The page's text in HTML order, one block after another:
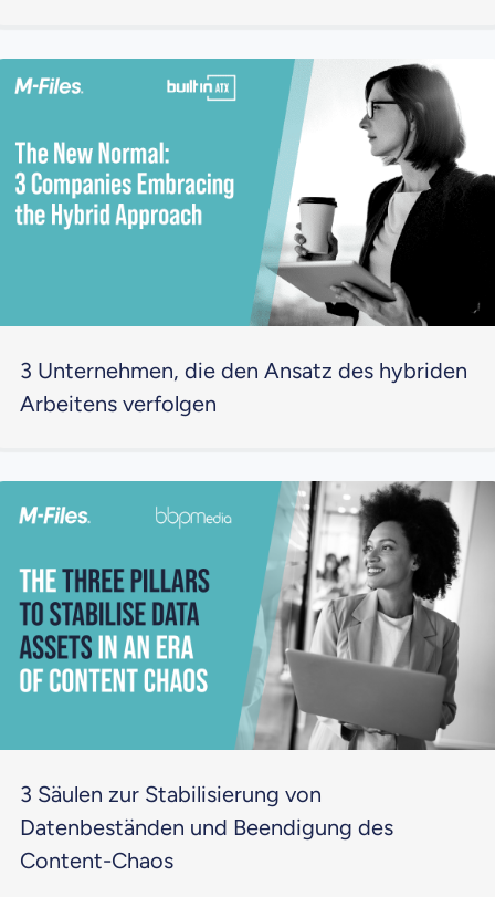
3 Unternehmen, die den Ansatz des hybriden
Arbeitens verfolgen
3 Säulen zur Stabilisierung von
Datenbeständen und Beendigung des
Content-Chaos